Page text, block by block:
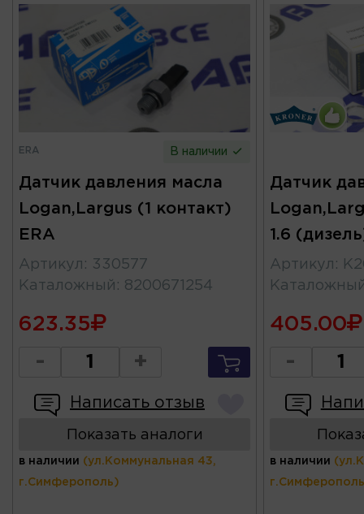
ERA В наличии
Датчик давления масла
Logan,Largus (1 контакт)
ERA
Артикул : 330577
Каталожный : 8200671254
623.35
- +
Написать отзыв
Показать аналоги
в наличии (ул.Коммунальная 43,
г.Симферополь)
Датчик
1.6
Артикул :
405.00
-
в наличии